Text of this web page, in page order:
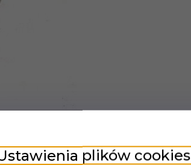
plików cookies